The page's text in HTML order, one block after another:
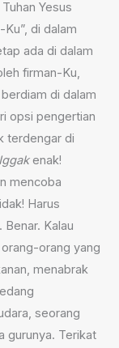
Yesus
di dalam
ada di dalam
firman-Ku,
di dalam
opsi pengertian
terdengar di
enak!
mencoba
Harus
Benar. Kalau
orang yang
menabrak
seorang
gurunya. Terikat